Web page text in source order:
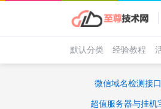
默认分类 经验教程
微信域名检测接口
超值服务器与挂机